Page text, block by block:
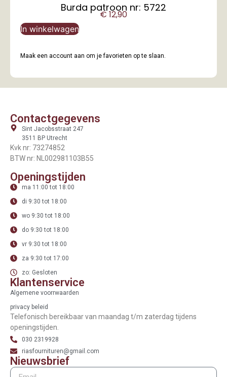
Burda patroon nr: 5722
€12,90
In winkelwagen
Maak een account aan om je favorieten op te slaan.
Contactgegevens
Sint Jacobsstraat 247
3511 BP Utrecht
Kvk nr: 73274852
BTW nr: NL002981103B55
Openingstijden
ma 11:00 tot 18:00
di 9:30 tot 18:00
wo 9:30 tot 18:00
do 9:30 tot 18:00
vr 9:30 tot 18:00
za 9:30 tot 17:00
zo: Gesloten
Klantenservice
Algemene voorrwaarden
privacy beleid
Telefonisch bereikbaar van maandag t/m zaterdag tijdens
openingstijden.
030 2319928
riasfournituren@gmail.com
Nieuwsbrief